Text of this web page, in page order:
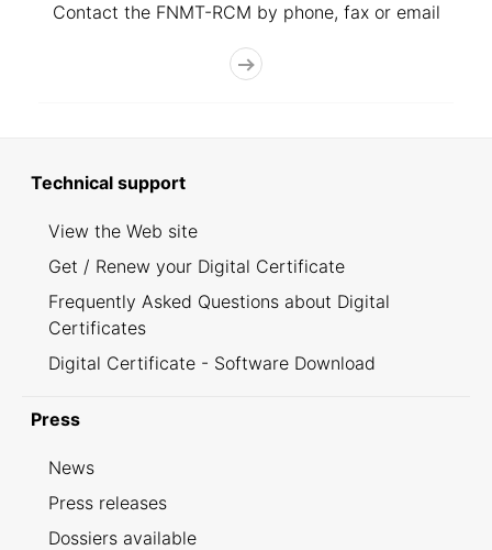
Contact the FNMT-RCM by phone, fax or email
Technical support
View the Web site
Get / Renew your Digital Certificate
Frequently Asked Questions about Digital
Certificates
Digital Certificate - Software Download
Press
News
Press releases
Dossiers available